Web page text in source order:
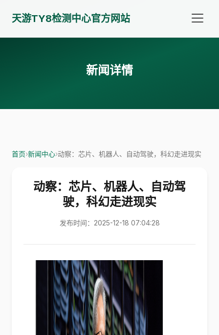
天游TY8检测中心官方网站
新闻详情
首页›新闻中心›动察：芯片、机器人、自动驾驶，科幻走进现实
动察：芯片、机器人、自动驾
驶，科幻走进现实
发布时间：2025-12-18 07:04:28